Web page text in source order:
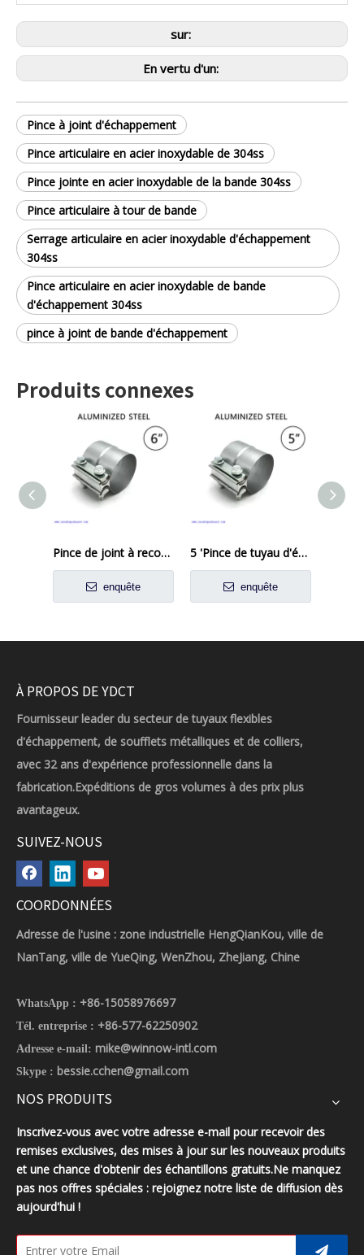
sur:
En vertu d'un:
Pince à joint d'échappement
Pince articulaire en acier inoxydable de 304ss
Pince jointe en acier inoxydable de la bande 304ss
Pince articulaire à tour de bande
Serrage articulaire en acier inoxydable d'échappement
304ss
Pince articulaire en acier inoxydable de bande
d'échappement 304ss
pince à joint de bande d'échappement
Produits connexes
Pince de joint à recouvrement en acier aluminisé, pince à bande d'échappement
enquête
5 'Pince de tuyau d'échappement joint préformé en acier aluminisé
enquête
À PROPOS DE YDCT
Fournisseur leader du secteur de tuyaux flexibles
d'échappement, de soufflets métalliques et de colliers,
avec 32 ans d'expérience professionnelle dans la
fabrication.Expéditions de gros volumes à des prix plus
avantageux.
SUIVEZ-NOUS
COORDONNÉES
Adresse de l'usine : zone industrielle HengQianKou, ville de
NanTang, ville de YueQing, WenZhou, ZheJiang, Chine
WhatsApp : +86-15058976697
Tél. entreprise : +86-577-62250902
Adresse e-mail: mike@winnow-intl.com
Skype : bessie.cchen@gmail.com
NOS PRODUITS
Inscrivez-vous avec votre adresse e-mail pour recevoir des
remises exclusives, des mises à jour sur les nouveaux produits
et une chance d'obtenir des échantillons gratuits.Ne manquez
pas nos offres spéciales : rejoignez notre liste de diffusion dès
aujourd'hui !